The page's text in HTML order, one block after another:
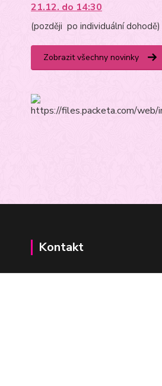
21.12. do 14:30
(později po individuální dohodě)
Zobrazit všechny novinky
Kontakt